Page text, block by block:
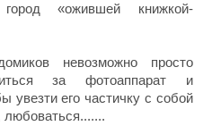
«ожившей книжкой-
невозможно просто
за фотоаппарат и
увезти его частичку с собой